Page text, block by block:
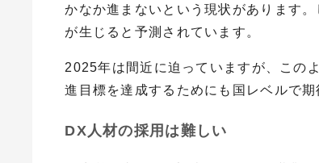
かなか進まないという現状があります。
が生じると予測されています。
2025年は間近に迫っていますが、この
進目標を達成するためにも国レベルで
DX人材の採用は難しい